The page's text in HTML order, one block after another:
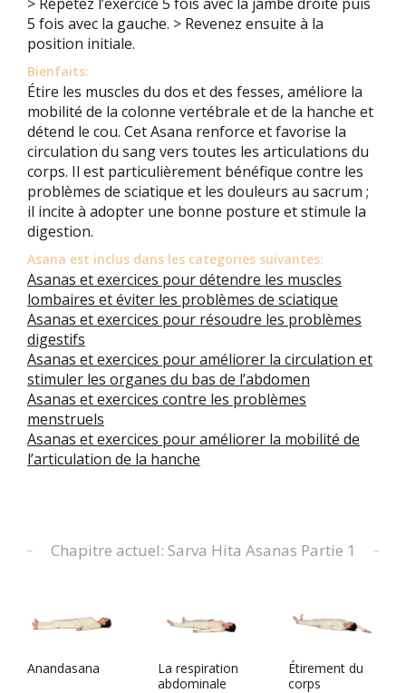
5 fois avec la gauche. > Revenez ensuite à la
position initiale.
Bienfaits:
Étire les muscles du dos et des fesses, améliore la
mobilité de la colonne vertébrale et de la hanche et
détend le cou. Cet Asana renforce et favorise la
circulation du sang vers toutes les articulations du
corps. Il est particulièrement bénéfique contre les
problèmes de sciatique et les douleurs au sacrum ;
il incite à adopter une bonne posture et stimule la
digestion.
Asana est inclus dans les categories suivantes:
Asanas et exercices pour détendre les muscles
lombaires et éviter les problèmes de sciatique
Asanas et exercices pour résoudre les problèmes
digestifs
Asanas et exercices pour améliorer la circulation et
stimuler les organes du bas de l’abdomen
Asanas et exercices contre les problèmes
menstruels
Asanas et exercices pour améliorer la mobilité de
l’articulation de la hanche
Chapitre actuel: Sarva Hita Asanas Partie 1
Anandasana
La respiration
abdominale
Étirement du
corps